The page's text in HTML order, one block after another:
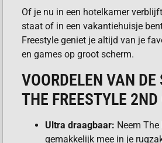
Of je nu in een hotelkamer
staat of in een vakantiehuisje
Freestyle geniet je altijd van je
en games op groot scherm.
VOORDELEN VAN
THE FREESTYLE 2ND
Ultra draagbaar: Neem The
gemakkelijk mee in je